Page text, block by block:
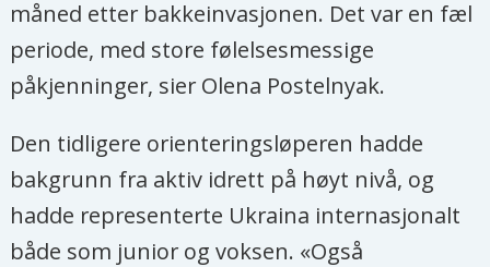
måned etter bakkeinvasjonen. Det var en fæl
periode, med store følelsesmessige
påkjenninger, sier Olena Postelnyak.
Den tidligere orienteringsløperen hadde
bakgrunn fra aktiv idrett på høyt nivå, og
hadde representerte Ukraina internasjonalt
både som junior og voksen. «Også